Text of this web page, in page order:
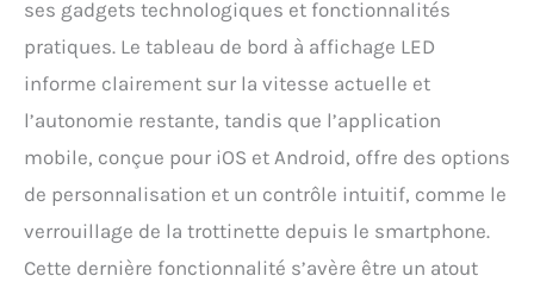
dans l'eau.
ses gadgets technologiques et fonctionnalités
pratiques. Le tableau de bord à affichage LED
informe clairement sur la vitesse actuelle et
l’autonomie restante, tandis que l’application
mobile, conçue pour iOS et Android, offre des options
de personnalisation et un contrôle intuitif, comme le
verrouillage de la trottinette depuis le smartphone.
Cette dernière fonctionnalité s’avère être un atout